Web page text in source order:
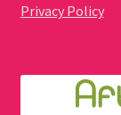
Privacy Policy